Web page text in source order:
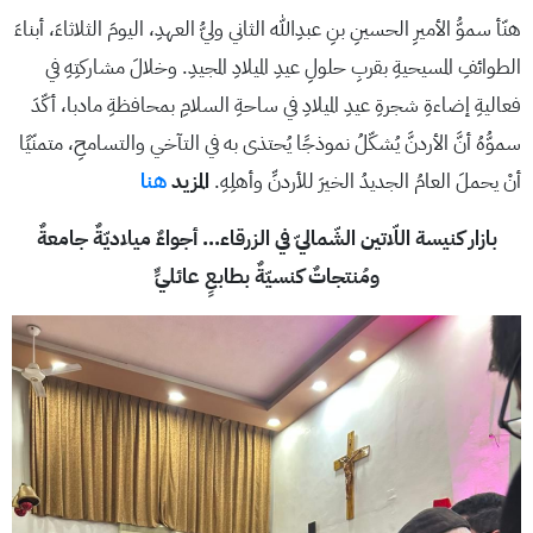
هنّأ سموُّ الأميرِ الحسينِ بنِ عبدِﷲ الثاني وليُّ العهدِ، اليومَ الثلاثاءَ، أبناءَ
الطوائفِ المسيحيةِ بقربِ حلولِ عيدِ الميلادِ المجيدِ. وخلالَ مشاركتِهِ في
فعاليةِ إضاءةِ شجرةِ عيدِ الميلادِ في ساحةِ السلامِ بمحافظةِ مادبا، أكّدَ
سموُّهُ أنَّ الأردنَّ يُشكّلُ نموذجًا يُحتذى به في التآخي والتسامحِ، متمنّيًا
أنْ يحملَ العامُ الجديدُ الخيرَ للأردنِّ وأهلِهِ. المزيدهنا
بازار كنيسة اللّاتين الشّماليّ في الزرقاء… أجواءٌ ميلاديّةٌ جامعةٌ
ومُنتجاتٌ كنسيّةٌ بطابعٍ عائليٍّ